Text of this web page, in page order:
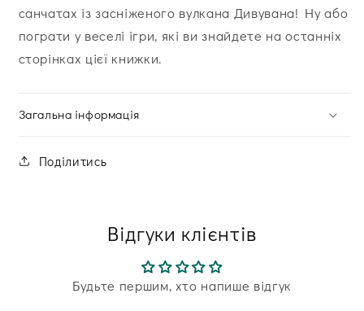
санчатах із засніженого вулкана Дивувана! Ну або
пограти у веселі ігри, які ви знайдете на останніх
сторінках цієї книжки.
Загальна інформація
Поділитись
Відгуки клієнтів
Будьте першим, хто напише відгук